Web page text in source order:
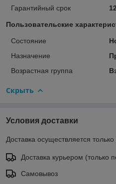
Гарантийный срок
Пользовательские
Состояние
Назначение
Возрастная группа
Скрыть
Условия доставки
Доставка осуществляется
Доставка курьером (только
Самовывоз